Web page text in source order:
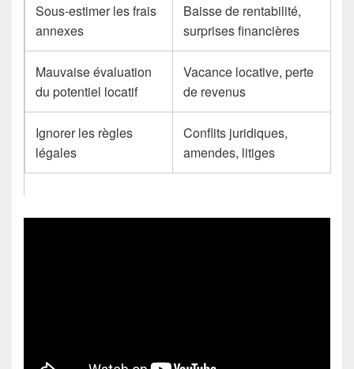
Sous-estimer les frais
annexes
Baisse de rentabilité,
surprises financières
Mauvaise évaluation
du potentiel locatif
Vacance locative, perte
de revenus
Ignorer les règles
légales
Conflits juridiques,
amendes, litiges